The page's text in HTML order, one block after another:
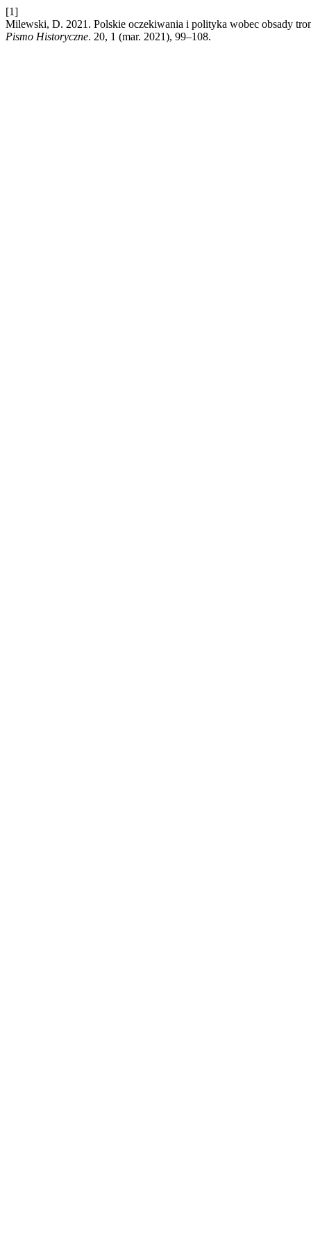
[1]
Milewski, D. 2021. Polskie oczekiwania i polityka wobec obsady
Pismo Historyczne. 20, 1 (mar. 2021), 99–108.